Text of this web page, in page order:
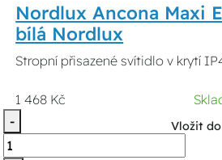
Nordlux Ancona Maxi
bílá Nordlux
Stropní přisazené svítidlo v krytí
1 468 Kč
-
Vložit